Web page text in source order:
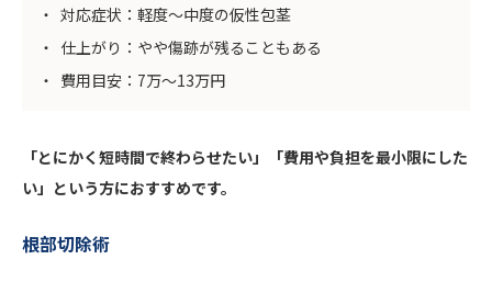
対応症状：軽度〜中度の仮性包茎
仕上がり：やや傷跡が残ることもある
費用目安：7万〜13万円
「とにかく短時間で終わらせたい」「費用や負担を最小限にした
い」という方におすすめです。
根部切除術